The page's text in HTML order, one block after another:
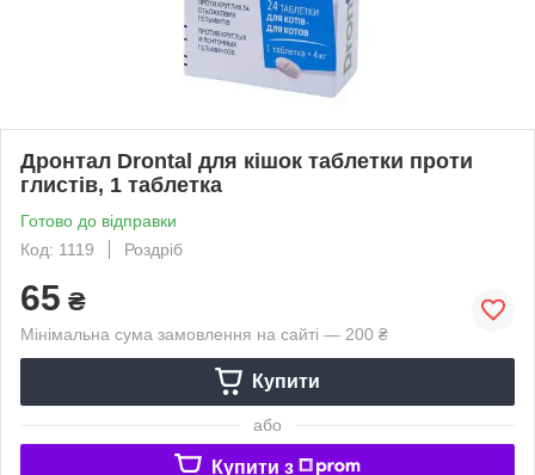
Дронтал Drontal для кішок таблетки проти
глистів, 1 таблетка
Готово до відправки
Код: 1119
Роздріб
65 ₴
Мінімальна сума замовлення на сайті — 200 ₴
Купити
або
Купити з